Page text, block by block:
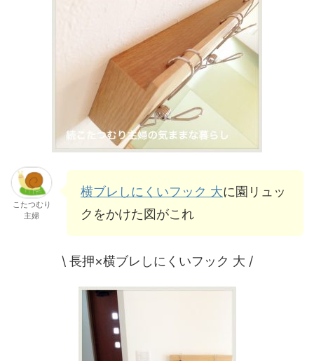
こたつむり
主婦
横ブレしにくいフック 大に園リュッ
クをかけた図がこれ
\ 長押×横ブレしにくいフック 大 /